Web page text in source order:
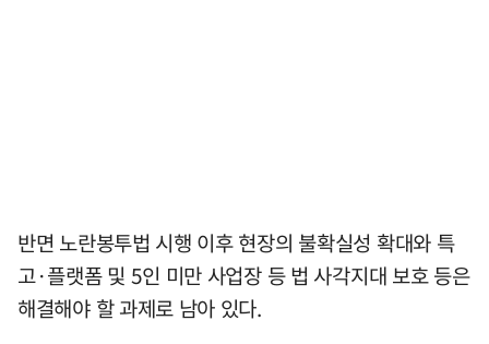
반면 노란봉투법 시행 이후 현장의 불확실성 확대와 특
고·플랫폼 및 5인 미만 사업장 등 법 사각지대 보호 등은
해결해야 할 과제로 남아 있다.